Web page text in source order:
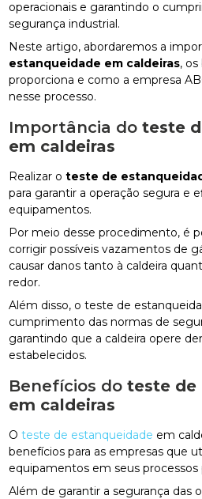
operacionais e garantindo o
segurança industrial.
Neste artigo, abordaremos a
estanqueidade em caldeiras,
proporciona e como a empresa
nesse processo.
Importância doteste
em caldeiras
Realizar oteste de
para garantir a operação segura e
equipamentos.
Por meio desse procedimento, é
corrigir possíveis vazamentos de
causar danos tanto à caldeira
redor.
Além disso, o teste de
cumprimento das normas de
garantindo que a caldeira opere
estabelecidos.
Benefícios doteste de
em caldeiras
Oteste de estanqueidade em
benefícios para as empresas que
equipamentos em seus processos
Além de garantir a segurança das